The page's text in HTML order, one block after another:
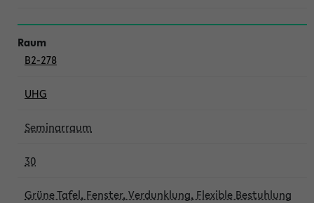
B2-278
UHG
Seminarraum
30
Grüne Tafel, Fenster, Verdunklung, Flexible Bestuhlung